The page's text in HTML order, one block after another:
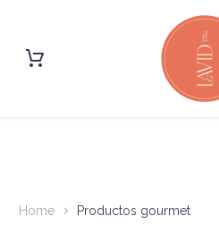
Home Productos gourmet